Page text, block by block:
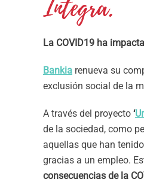
Integra.
La COVID19 ha
Bankia renueva su
exclusión social de la
A través del proyecto ‘
de la sociedad, como
aquellas que han
gracias a un empleo.
consecuencias de la